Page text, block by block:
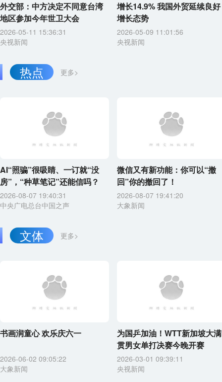
外交部：中方决定不同意台湾
地区参加今年世卫大会
2026-05-11 15:36:31
央视新闻
增长14.9% 我国外贸延续良好
增长态势
2026-05-09 11:01:56
央视新闻
更多>
热点
AI“照骗”很吸睛、一订就“没
房”，“种草笔记”还能信吗？
2026-08-07 19:40:31
中央广电总台中国之声
微信又有新功能：你可以“撤
回”你的撤回了！
2026-08-07 19:41:20
大象新闻
更多>
文体
书画润童心 欢乐庆六一
2026-06-02 09:05:22
大象新闻
为国乒加油！WTT新加坡大满
贯男女单打决赛今晚开赛
2026-03-01 09:39:11
央视新闻